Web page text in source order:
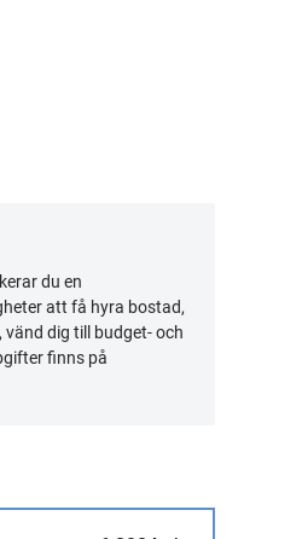
du en
att få hyra bostad,
dig till budget- och
finns på